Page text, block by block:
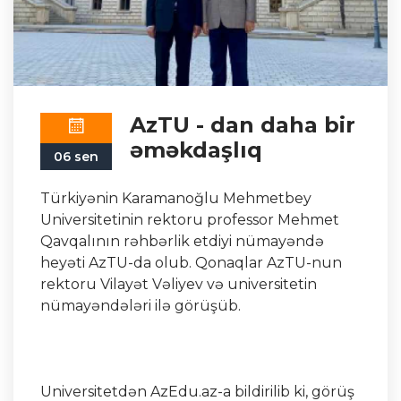
06 sen
AzTU - dan daha bir
əməkdaşlıq
Türkiyənin Karamanoğlu Mehmetbey
Universitetinin rektoru professor Mehmet
Qavqalının rəhbərlik etdiyi nümayəndə
heyəti AzTU-da olub. Qonaqlar AzTU-nun
rektoru Vilayət Vəliyev və universitetin
nümayəndələri ilə görüşüb.
Universitetdən AzEdu.az-a bildirilib ki, görüş